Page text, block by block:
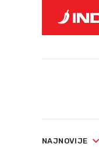
NAJNOVIJE